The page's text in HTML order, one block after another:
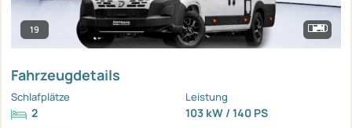
19
Fahrzeugdetails
Schlafplätze
2
Leistung
103 kW / 140 PS